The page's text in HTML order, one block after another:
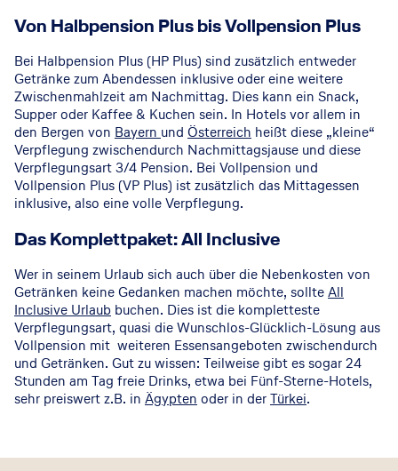
Von Halbpension Plus bis Vollpension Plus
Bei Halbpension Plus (HP Plus) sind zusätzlich entweder
Getränke zum Abendessen inklusive oder eine weitere
Zwischenmahlzeit am Nachmittag. Dies kann ein Snack,
Supper oder Kaffee & Kuchen sein. In Hotels vor allem in
den Bergen von Bayern und Österreich heißt diese „kleine“
Verpflegung zwischendurch Nachmittagsjause und diese
Verpflegungsart 3/4 Pension. Bei Vollpension und
Vollpension Plus (VP Plus) ist zusätzlich das Mittagessen
inklusive, also eine volle Verpflegung.
Das Komplettpaket: All Inclusive
Wer in seinem Urlaub sich auch über die Nebenkosten von
Getränken keine Gedanken machen möchte, sollteAll
Inclusive Urlaub buchen. Dies ist die kompletteste
Verpflegungsart, quasi die Wunschlos-Glücklich-Lösung aus
Vollpension mit weiteren Essensangeboten zwischendurch
und Getränken. Gut zu wissen: Teilweise gibt es sogar 24
Stunden am Tag freie Drinks, etwa bei Fünf-Sterne-Hotels,
sehr preiswert z.B. in Ägypten oder in derTürkei.